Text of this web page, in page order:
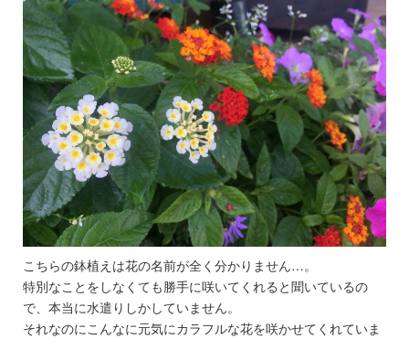
こちらの鉢植えは花の名前が全く分かりません…。
特別なことをしなくても勝手に咲いてくれると聞いているの
で、本当に水遣りしかしていません。
それなのにこんなに元気にカラフルな花を咲かせてくれていま